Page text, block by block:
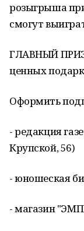
розыгрыша
смогут
ГЛАВНЫЙ
ценных
Оформить
- редакция
Крупской, 56)
- юношеская
- магазин